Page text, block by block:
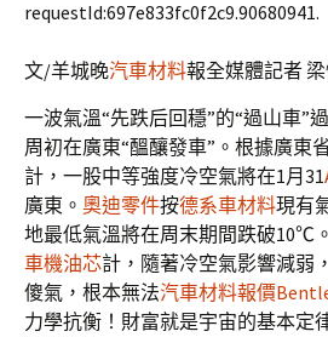
requestId:697e833fc0f2c9.90680941.
文/羊城晚汽車材料報全媒體記者
一波氣溫“先跌后回穩”的“過山車”
周初在廣東“醞釀發車”。根據廣東
計，一股中等強度冷空氣將在1月31
廣東。 奧迪零件按德系車材料現有
地最低氣溫將在周末期間跌破10℃
車機油芯計，隨著冷空氣影響減弱
傻氣，根本無法汽車材料報價
力學抗衡！財富就是宇宙的基本定